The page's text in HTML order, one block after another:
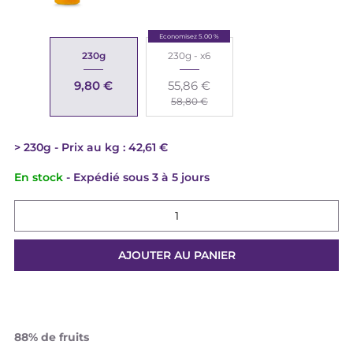
88% de fruits
230g
9,80 €
230g - x6
55,86 €
58,80 €
Economisez 5.00 %
230g Prix au kg : 42,61 €
En stock - Expédié sous 3 à 5 jours